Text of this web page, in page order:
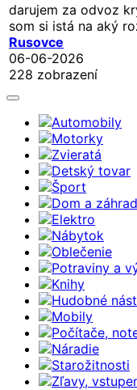
darujem za odvoz
som si istá na aký
Rusovce
06-06-2026
228 zobrazení
Automobily
Motorky
Zvieratá
Detský tovar
Šport
Dom a
Elektro
Nábytok
Oblečenie
Potraviny a
Knihy
Hudobné
Mobily
Počítače,
Náradie
Starožitnosti
Zľavy,